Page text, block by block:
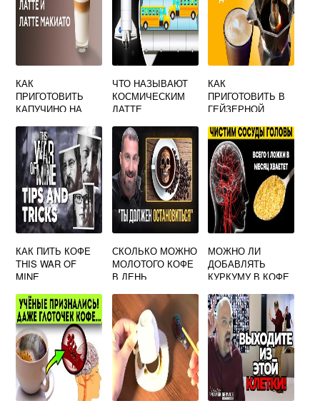
КАК
ПРИГОТОВИТЬ
КАПУЧИНО НА
НОЙ
КОФЕМАШИНЕ
ЧТО НАЗЫВАЮТ
КОСМИЧЕСКИМ
ЛАТТЕ
КАК
ПРИГОТОВИТЬ В
ГЕЙЗЕРНОЙ
КАПУЧИНО
КАК ПИТЬ КОФЕ
THIS WAR OF
MINE
СКОЛЬКО МОЖНО
МОЛОТОГО КОФЕ
В ДЕНЬ
МОЖНО ЛИ
ДОБАВЛЯТЬ
КУРКУМУ В КОФЕ